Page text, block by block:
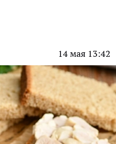
14 мая 13:42